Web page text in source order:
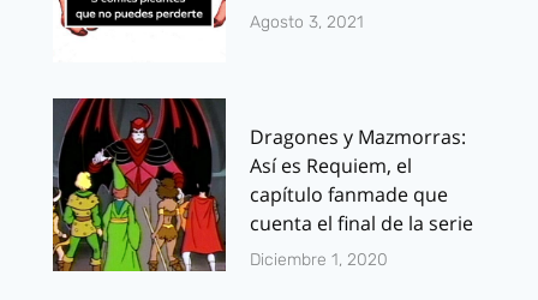
Agosto 3, 2021
Dragones y Mazmorras:
Así es Requiem, el
capítulo fanmade que
cuenta el final de la serie
Diciembre 1, 2020